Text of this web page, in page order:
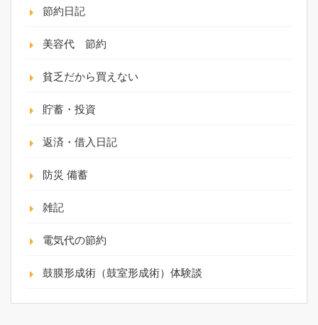
節約日記
美容代 節約
貧乏だから買えない
貯蓄・投資
返済・借入日記
防災 備蓄
雑記
電気代の節約
鼓膜形成術（鼓室形成術）体験談